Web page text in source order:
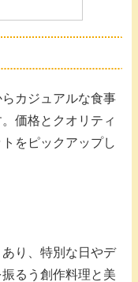
カジュアルな食事
価格とクオリティ
をピックアップし
り、特別な日やデ
るう創作料理と美